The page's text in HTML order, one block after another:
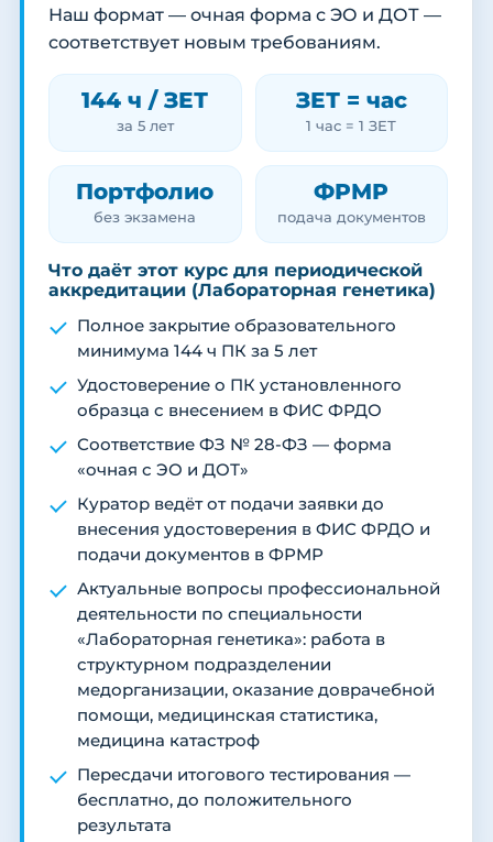
Наш формат — очная форма с ЭО и ДОТ —
соответствует новым требованиям.
144 ч / ЗЕТ
за 5 лет
ЗЕТ = час
1 час = 1 ЗЕТ
Портфолио
без экзамена
ФРМР
подача документов
Что даёт этот курс для периодической
аккредитации (Лабораторная генетика)
Полное закрытие образовательного
минимума 144 ч ПК за 5 лет
Удостоверение о ПК установленного
образца с внесением в ФИС ФРДО
Соответствие ФЗ № 28-ФЗ — форма
«очная с ЭО и ДОТ»
Куратор ведёт от подачи заявки до
внесения удостоверения в ФИС ФРДО и
подачи документов в ФРМР
Актуальные вопросы профессиональной
деятельности по специальности
«Лабораторная генетика»: работа в
структурном подразделении
медорганизации, оказание доврачебной
помощи, медицинская статистика,
медицина катастроф
Пересдачи итогового тестирования —
бесплатно, до положительного
результата